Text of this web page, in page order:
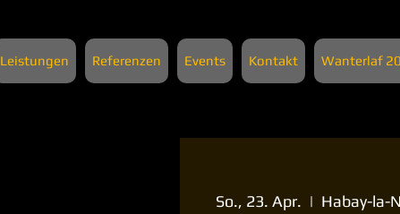
Leistungen Referenzen Events Kontakt Wanterlaf
So., 23. Apr.
  |
Habay-la-